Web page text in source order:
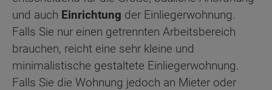
und auch Einrichtung der Einliegerwohnung.
Falls Sie nur einen getrennten Arbeitsbereich
brauchen, reicht eine sehr kleine und
minimalistische gestaltete Einliegerwohnung.
Falls Sie die Wohnung jedoch an Mieter oder